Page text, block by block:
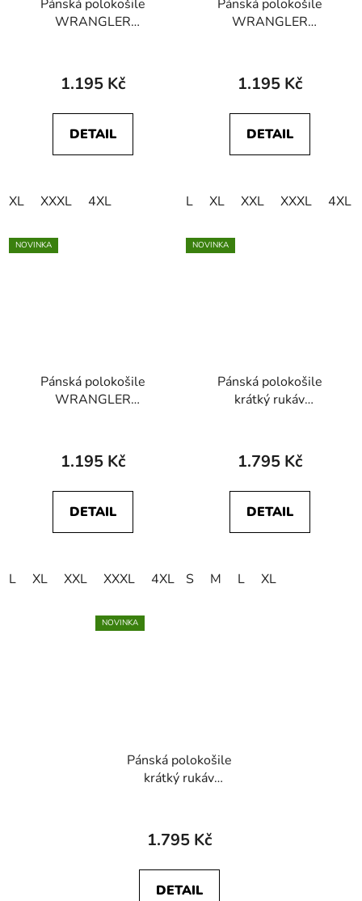
Pánská polokošile
WRANGLER
1.195 Kč
DETAIL
XL XXXL 4XL
Pánská polokošile
WRANGLER
1.195 Kč
DETAIL
L XL XXL XXXL 4XL
NOVINKA
Pánská polokošile
WRANGLER
White
1.195 Kč
DETAIL
L XL XXL XXXL 4XL
NOVINKA
Pánská polokošile
krátký rukáv
SWEATER Black
1.795 Kč
DETAIL
S M L XL
NOVINKA
Pánská polokošile
krátký rukáv
SWEATER Egret
1.795 Kč
DETAIL